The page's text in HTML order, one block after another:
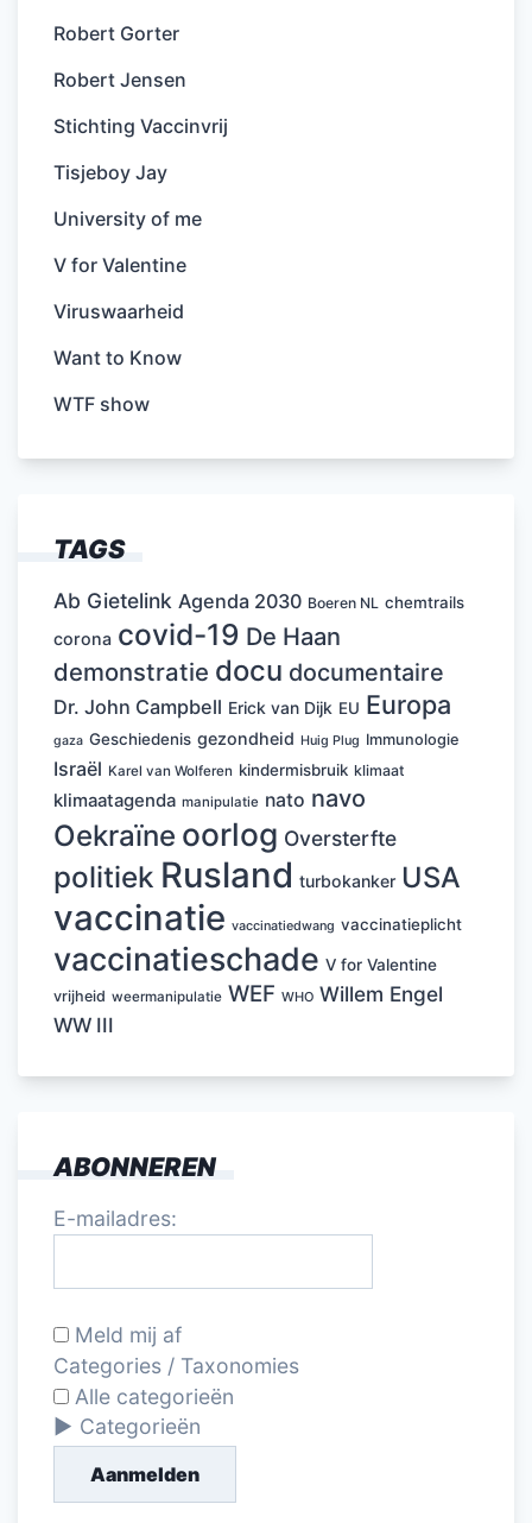
Robert Gorter
Robert Jensen
Stichting Vaccinvrij
Tisjeboy Jay
University of me
V for Valentine
Viruswaarheid
Want to Know
WTF show
TAGS
Ab Gietelink Agenda 2030 Boeren NL chemtrails
corona covid-19 De Haan
demonstratie docu documentaire
Dr. John Campbell Erick van Dijk EU Europa
gaza Geschiedenis gezondheid Huig Plug Immunologie
Israël Karel van Wolferen kindermisbruik klimaat
klimaatagenda manipulatie nato navo
Oekraïne oorlog Oversterfte
politiek Rusland turbokanker USA
vaccinatie vaccinatiedwang vaccinatieplicht
vaccinatieschade V for Valentine
vrijheid weermanipulatie WEF WHO Willem Engel
WW III
ABONNEREN
E-mailadres:
Meld mij af
Categories / Taxonomies
Alle categorieën
Categorieën
Aanmelden